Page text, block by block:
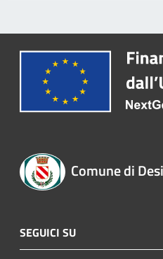
Comune di
SEGUICI SU